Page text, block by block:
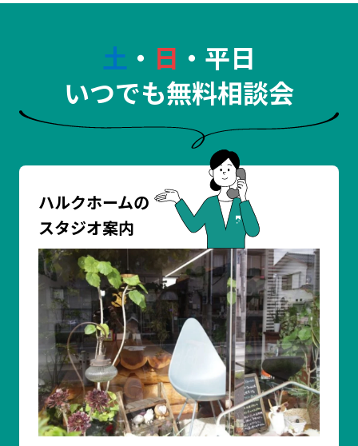
土 ・ 日 ・平日
いつでも無料相談会
ハルクホームの
スタジオ案内